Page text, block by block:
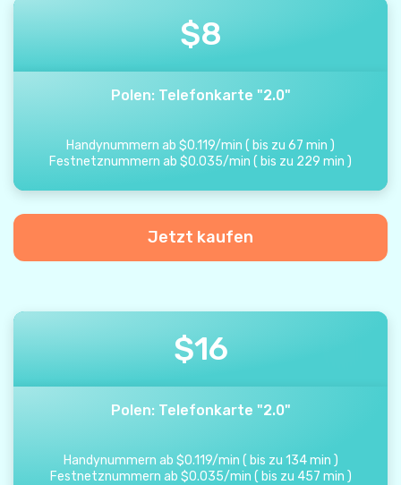
$8
Polen: Telefonkarte "2.0"
Handynummern ab $0.119/min ( bis zu 67 min )
Festnetznummern ab $0.035/min ( bis zu 229 min )
Jetzt kaufen
$16
Polen: Telefonkarte "2.0"
Handynummern ab $0.119/min ( bis zu 134 min )
Festnetznummern ab $0.035/min ( bis zu 457 min )